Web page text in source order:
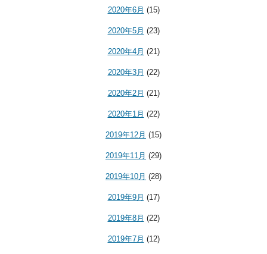
2020年6月 (15)
2020年5月 (23)
2020年4月 (21)
2020年3月 (22)
2020年2月 (21)
2020年1月 (22)
2019年12月 (15)
2019年11月 (29)
2019年10月 (28)
2019年9月 (17)
2019年8月 (22)
2019年7月 (12)